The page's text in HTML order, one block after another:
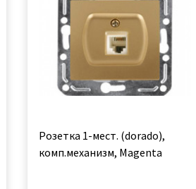
Розетка 1-мест. (dorado),
комп.механизм, Magenta